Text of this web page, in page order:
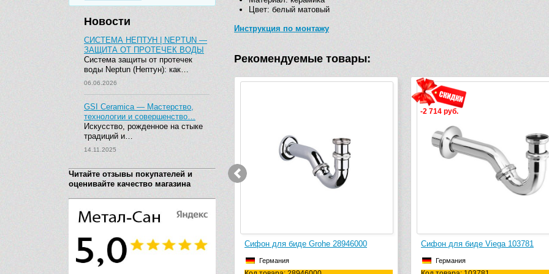
Новости
СИСТЕМА НЕПТУН | NEPTUN —
ЗАЩИТА ОТ ПРОТЕЧЕК ВОДЫ
Система защиты от протечек
воды Neptun (Нептун): как…
06.06.2026
GSI Ceramica — Мастерство,
технологии и совершенство…
Искусство, рожденное на стыке
традиций и…
14.11.2025
Читайте отзывы покупателей и
оценивайте качество магазина
Цвет: белый матовый
Инструкция по монтажу
Рекомендуемые товары:
-14 456 руб.
Чаша приставного унитаза ArtCeram
A16 Rimless ASV004 05 00
безободковая (белая матовая)
Сифон для биде Grohe 28946000
Германия
-2 714 руб.
Сифон для биде Viega 103781
Германия